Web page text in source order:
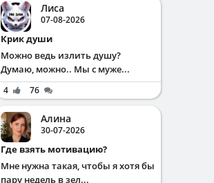
Лиса
07-08-2026
Крик души
Можно ведь излить душу?
Думаю, можно.. Мы с муже...
4 76
Алина
30-07-2026
Где взять мотивацию?
Мне нужна такая, чтобы я хотя бы
пару недель в зел...